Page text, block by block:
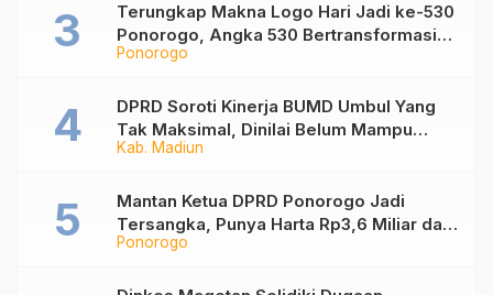
Ponorogo
Terungkap Makna Logo Hari Jadi ke-530
Ponorogo, Angka 530 Bertransformasi
Jadi Sekar Kinanthi
Kab. Madiun
DPRD Soroti Kinerja BUMD Umbul Yang
Tak Maksimal, Dinilai Belum Mampu
Hasilkan PAD
Ponorogo
Mantan Ketua DPRD Ponorogo Jadi
Tersangka, Punya Harta Rp3,6 Miliar dan
Utang Rp1,4 Miliar